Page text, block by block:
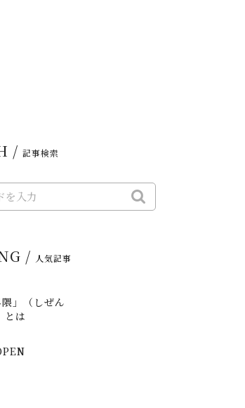
/ 記事検索
/ 人気記事
隈」（しぜん
とは